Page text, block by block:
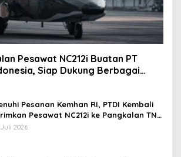
Pesawat NC212i Buatan PT
Siap Dukung Berbagai
Pesanan Kemhan RI, PTDI Kembali
Pesawat NC212i ke Pangkalan TNI
Juli 2026